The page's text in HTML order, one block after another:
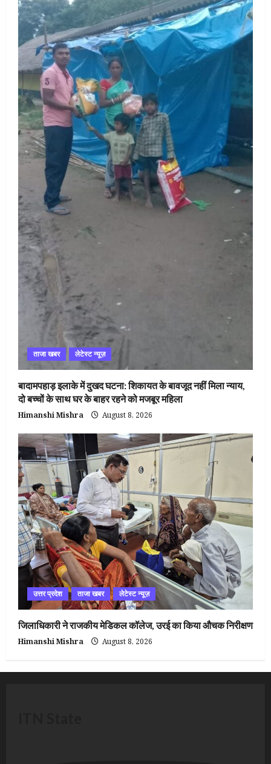
ताजा खबर लेटेस्ट न्यूज़
बादामपहाड़ इलाके में दुखद घटना: शिकायत के बावजूद नहीं मिला न्याय,
दो बच्चों के साथ घर के बाहर रहने को मजबूर महिला
Himanshi Mishra August 8, 2026
उत्तर प्रदेश ताजा खबर लेटेस्ट न्यूज़
जिलाधिकारी ने राजकीय मेडिकल कॉलेज, उरई का किया औचक निरीक्षण
Himanshi Mishra August 8, 2026